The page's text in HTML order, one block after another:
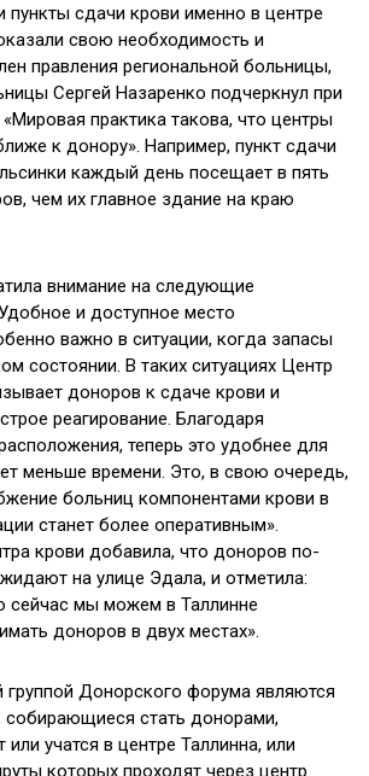
пункты сдачи крови именно в центре
свою необходимость и
правления региональной больницы,
Сергей Назаренко подчеркнул при
практика такова, что центры
к донору». Например, пункт сдачи
каждый день посещает в пять
чем их главное здание на краю
внимание на следующие
и доступное место
важно в ситуации, когда запасы
состоянии. В таких ситуациях Центр
доноров к сдаче крови и
реагирование. Благодаря
теперь это удобнее для
меньше времени. Это, в свою очередь,
больниц компонентами крови в
станет более оперативным».
крови добавила, что доноров по-
на улице Эдала, и отметила:
сейчас мы можем в Таллинне
доноров в двух местах».
группой Донорского форума являются
стать донорами,
учатся в центре Таллинна, или
которых проходят через центр.